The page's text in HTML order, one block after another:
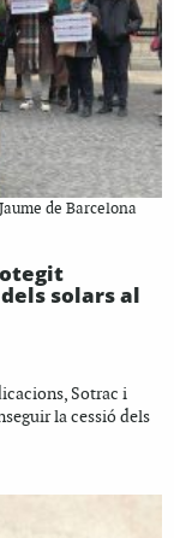
de Barcelona
solars al
Sotrac i
la cessió dels